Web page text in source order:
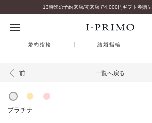
婚約指輪 結婚指輪
前 一覧へ戻る
プラチナ